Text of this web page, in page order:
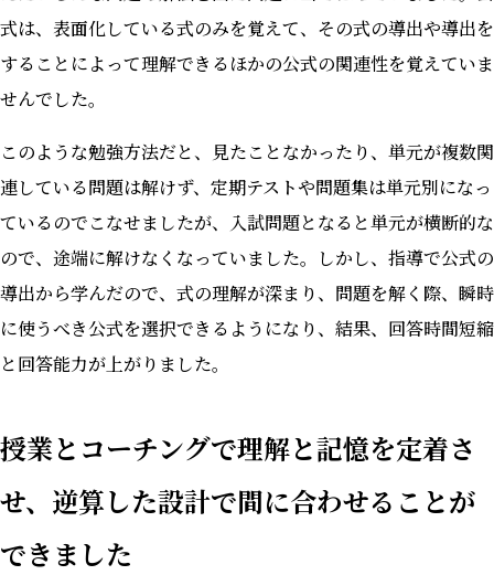
式は、表面化している式のみを覚えて、その式の導出や導出を
することによって理解できるほかの公式の関連性を覚えていま
せんでした。
このような勉強方法だと、見たことなかったり、単元が複数関
連している問題は解けず、定期テストや問題集は単元別になっ
ているのでこなせましたが、入試問題となると単元が横断的な
ので、途端に解けなくなっていました。しかし、指導で公式の
導出から学んだので、式の理解が深まり、問題を解く際、瞬時
に使うべき公式を選択できるようになり、結果、回答時間短縮
と回答能力が上がりました。
授業とコーチングで理解と記憶を定着さ
せ、逆算した設計で間に合わせることが
できました